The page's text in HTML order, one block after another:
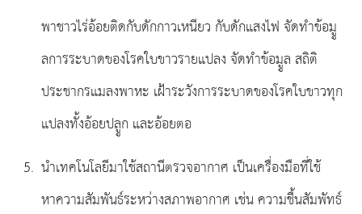
พาชาวไร่อ้อยติดกับดักกาวเหนียว กับดักแสงไฟ จัดทำข้อมูู
ลการระบาดของโรคใบขาวรายแปลง จัดทำข้อมููล สถิติ
ประชากรแมลงพาหะ เฝ้าระวังการระบาดของโรคใบขาวทุก
แปลงทั้งอ้อยปลููก และอ้อยตอ
นำเทคโนโลยีมาใช้สถานีตรวจอากาศ เป็นเครื่องมือที่ใช้
หาความสัมพันธ์ระหว่างสภาพอากาศ เช่น ความชื้นสัมพัทธ์